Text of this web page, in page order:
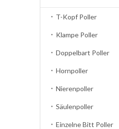
T-Kopf Poller
Klampe Poller
Doppelbart Poller
Hornpoller
Nierenpoller
Säulenpoller
Einzelne Bitt Poller